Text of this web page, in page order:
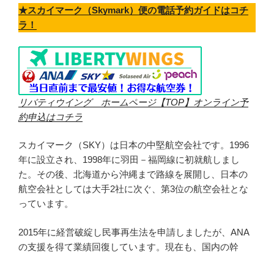
★スカイマーク（Skymark）便の電話予約ガイドはコチ
ラ！
リバティウイング ホームページ【TOP】オンライン予
約申込はコチラ
スカイマーク（SKY）は日本の中堅航空会社です。1996
年に設立され、1998年に羽田－福岡線に初就航しまし
た。その後、北海道から沖縄まで路線を展開し、日本の
航空会社としては大手2社に次ぐ、第3位の航空会社とな
っています。
2015年に経営破綻し民事再生法を申請しましたが、ANA
の支援を得て業績回復しています。現在も、国内の幹